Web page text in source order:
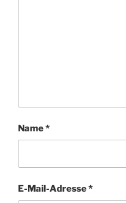
Name*
E-Mail-Adresse*